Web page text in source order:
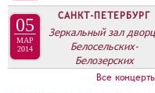
05
МАР
2014
САНКТ-ПЕТЕРБУРГ
Зеркальный зал
Белосельских-
Белозерских
Все